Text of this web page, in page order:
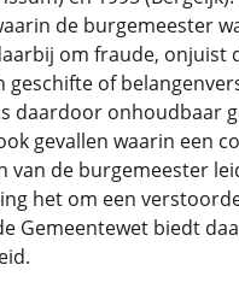
de burgemeester
om fraude, onjuist
geschifte of
daardoor onhoudbaar
gevallen waarin een
van de burgemeester
het om een
Gemeentewet biedt